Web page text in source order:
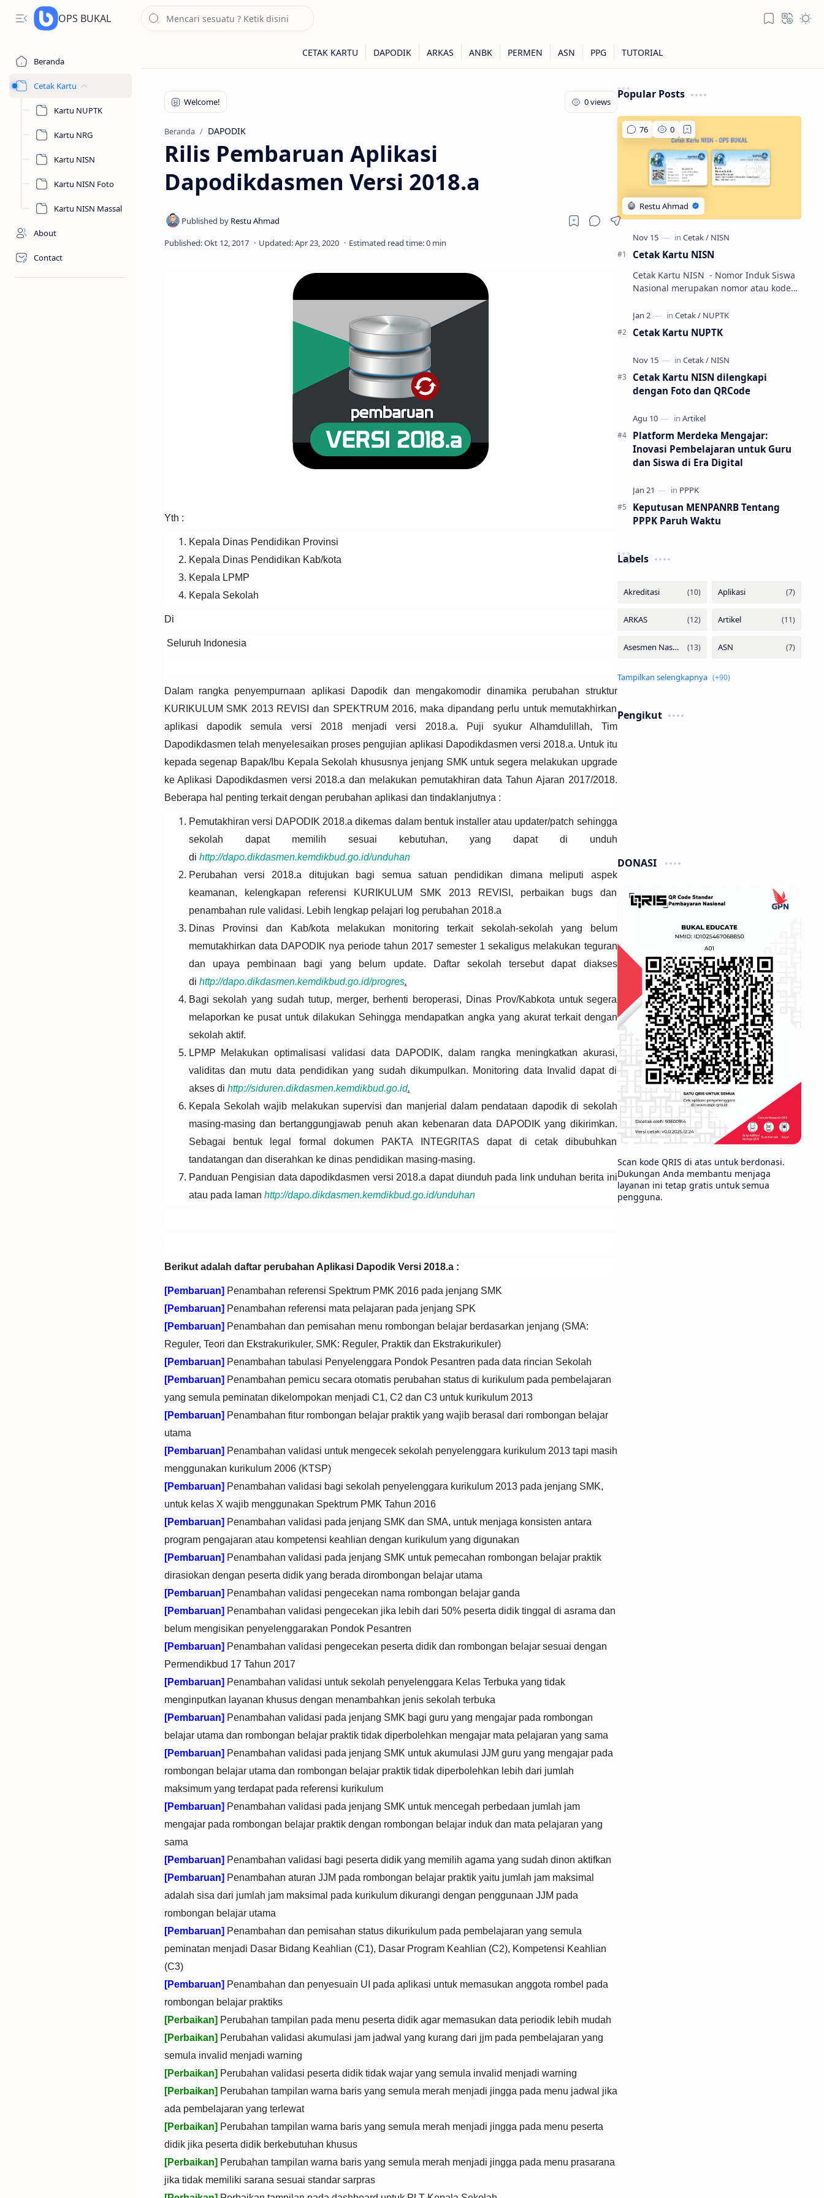
OPS BUKAL
Beranda
Cetak Kartu
Kartu NUPTK
Kartu NRG
Kartu NISN
Kartu NISN Foto
Kartu NISN Massal
About
Contact
Beranda DAPODIK
Rilis Pembaruan Aplikasi
Dapodikdasmen Versi 2018.a
Yth :
Kepala Dinas Pendidikan Provinsi
Kepala Dinas Pendidikan Kab/kota
Kepala LPMP
Kepala Sekolah
Di
Seluruh Indonesia
Dalam rangka penyempurnaan aplikasi Dapodik dan mengakomodir dinamika perubahan struktur
KURIKULUM SMK 2013 REVISI dan SPEKTRUM 2016, maka dipandang perlu untuk memutakhirkan
aplikasi dapodik semula versi 2018 menjadi versi 2018.a. Puji syukur Alhamdulillah, Tim
Dapodikdasmen telah menyelesaikan proses pengujian aplikasi Dapodikdasmen versi 2018.a. Untuk itu
kepada segenap Bapak/Ibu Kepala Sekolah khususnya jenjang SMK untuk segera melakukan upgrade
ke Aplikasi Dapodikdasmen versi 2018.a dan melakukan pemutakhiran data Tahun Ajaran 2017/2018.
Beberapa hal penting terkait dengan perubahan aplikasi dan tindaklanjutnya :
Pemutakhiran versi DAPODIK 2018.a dikemas dalam bentuk installer atau updater/patch sehingga
sekolah dapat memilih sesuai kebutuhan, yang dapat di unduh
di http://dapo.dikdasmen.kemdikbud.go.id/unduhan
Perubahan versi 2018.a ditujukan bagi semua satuan pendidikan dimana meliputi aspek
keamanan, kelengkapan referensi KURIKULUM SMK 2013 REVISI, perbaikan bugs dan
penambahan rule validasi. Lebih lengkap pelajari log perubahan 2018.a
Dinas Provinsi dan Kab/kota melakukan monitoring terkait sekolah-sekolah yang belum
memutakhirkan data DAPODIK nya periode tahun 2017 semester 1 sekaligus melakukan teguran
dan upaya pembinaan bagi yang belum update. Daftar sekolah tersebut dapat diakses
di http://dapo.dikdasmen.kemdikbud.go.id/progres.
Bagi sekolah yang sudah tutup, merger, berhenti beroperasi, Dinas Prov/Kabkota untuk segera
melaporkan ke pusat untuk dilakukan Sehingga mendapatkan angka yang akurat terkait dengan
sekolah aktif.
LPMP Melakukan optimalisasi validasi data DAPODIK, dalam rangka meningkatkan akurasi,
validitas dan mutu data pendidikan yang sudah dikumpulkan. Monitoring data Invalid dapat di
akses di http://siduren.dikdasmen.kemdikbud.go.id.
Kepala Sekolah wajib melakukan supervisi dan manjerial dalam pendataan dapodik di sekolah
masing-masing dan bertanggungjawab penuh akan kebenaran data DAPODIK yang dikirimkan.
Sebagai bentuk legal formal dokumen PAKTA INTEGRITAS dapat di cetak dibubuhkan
tandatangan dan diserahkan ke dinas pendidikan masing-masing.
Panduan Pengisian data dapodikdasmen versi 2018.a dapat diunduh pada link unduhan berita ini
atau pada laman http://dapo.dikdasmen.kemdikbud.go.id/unduhan
Berikut adalah daftar perubahan Aplikasi Dapodik Versi 2018.a :
[Pembaruan] Penambahan referensi Spektrum PMK 2016 pada jenjang SMK
[Pembaruan] Penambahan referensi mata pelajaran pada jenjang SPK
[Pembaruan] Penambahan dan pemisahan menu rombongan belajar berdasarkan jenjang (SMA:
Reguler, Teori dan Ekstrakurikuler, SMK: Reguler, Praktik dan Ekstrakurikuler)
[Pembaruan] Penambahan tabulasi Penyelenggara Pondok Pesantren pada data rincian Sekolah
[Pembaruan] Penambahan pemicu secara otomatis perubahan status di kurikulum pada pembelajaran
yang semula peminatan dikelompokan menjadi C1, C2 dan C3 untuk kurikulum 2013
[Pembaruan] Penambahan fitur rombongan belajar praktik yang wajib berasal dari rombongan belajar
utama
[Pembaruan] Penambahan validasi untuk mengecek sekolah penyelenggara kurikulum 2013 tapi masih
menggunakan kurikulum 2006 (KTSP)
[Pembaruan] Penambahan validasi bagi sekolah penyelenggara kurikulum 2013 pada jenjang SMK,
untuk kelas X wajib menggunakan Spektrum PMK Tahun 2016
[Pembaruan] Penambahan validasi pada jenjang SMK dan SMA, untuk menjaga konsisten antara
program pengajaran atau kompetensi keahlian dengan kurikulum yang digunakan
[Pembaruan] Penambahan validasi pada jenjang SMK untuk pemecahan rombongan belajar praktik
dirasiokan dengan peserta didik yang berada dirombongan belajar utama
[Pembaruan] Penambahan validasi pengecekan nama rombongan belajar ganda
[Pembaruan] Penambahan validasi pengecekan jika lebih dari 50% peserta didik tinggal di asrama dan
belum mengisikan penyelenggarakan Pondok Pesantren
[Pembaruan] Penambahan validasi pengecekan peserta didik dan rombongan belajar sesuai dengan
Permendikbud 17 Tahun 2017
[Pembaruan] Penambahan validasi untuk sekolah penyelenggara Kelas Terbuka yang tidak
menginputkan layanan khusus dengan menambahkan jenis sekolah terbuka
[Pembaruan] Penambahan validasi pada jenjang SMK bagi guru yang mengajar pada rombongan
belajar utama dan rombongan belajar praktik tidak diperbolehkan mengajar mata pelajaran yang sama
[Pembaruan] Penambahan validasi pada jenjang SMK untuk akumulasi JJM guru yang mengajar pada
rombongan belajar utama dan rombongan belajar praktik tidak diperbolehkan lebih dari jumlah
maksimum yang terdapat pada referensi kurikulum
[Pembaruan] Penambahan validasi pada jenjang SMK untuk mencegah perbedaan jumlah jam
mengajar pada rombongan belajar praktik dengan rombongan belajar induk dan mata pelajaran yang
sama
[Pembaruan] Penambahan validasi bagi peserta didik yang memilih agama yang sudah dinon aktifkan
[Pembaruan] Penambahan aturan JJM pada rombongan belajar praktik yaitu jumlah jam maksimal
adalah sisa dari jumlah jam maksimal pada kurikulum dikurangi dengan penggunaan JJM pada
rombongan belajar utama
[Pembaruan] Penambahan dan pemisahan status dikurikulum pada pembelajaran yang semula
peminatan menjadi Dasar Bidang Keahlian (C1), Dasar Program Keahlian (C2), Kompetensi Keahlian
(C3)
[Pembaruan] Penambahan dan penyesuain UI pada aplikasi untuk memasukan anggota rombel pada
rombongan belajar praktiks
[Perbaikan] Perubahan tampilan pada menu peserta didik agar memasukan data periodik lebih mudah
[Perbaikan] Perubahan validasi akumulasi jam jadwal yang kurang dari jjm pada pembelajaran yang
semula invalid menjadi warning
[Perbaikan] Perubahan validasi peserta didik tidak wajar yang semula invalid menjadi warning
[Perbaikan] Perubahan tampilan warna baris yang semula merah menjadi jingga pada menu jadwal jika
ada pembelajaran yang terlewat
[Perbaikan] Perubahan tampilan warna baris yang semula merah menjadi jingga pada menu peserta
didik jika peserta didik berkebutuhan khusus
[Perbaikan] Perubahan tampilan warna baris yang semula merah menjadi jingga pada menu prasarana
jika tidak memiliki sarana sesuai standar sarpras
Popular Posts
Cetak Kartu NISN
Cetak Kartu NISN - Nomor Induk Siswa
Nasional merupakan nomor atau kode
siswa. NISN ini diterbitkan kepada …
Cetak Kartu NUPTK
Cetak Kartu NISN dilengkapi
dengan Foto dan QRCode
Platform Merdeka Mengajar:
Inovasi Pembelajaran untuk Guru
dan Siswa di Era Digital
Keputusan MENPANRB Tentang
PPPK Paruh Waktu
Labels
Pengikut
DONASI
Scan kode QRIS di atas untuk berdonasi.
Dukungan Anda membantu menjaga
layanan ini tetap gratis untuk semua
pengguna.